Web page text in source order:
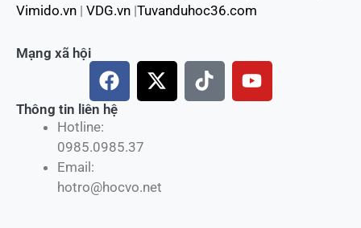
Vimido.vn | VDG.vn |Tuvanduhoc36.com
Hotline:
0985.0985.37
Email:
hotro@hocvo.net
Mạng xã hội
F
a
c
b
o
X
-
t
T
i
Y
o
Thông tin liên hệ